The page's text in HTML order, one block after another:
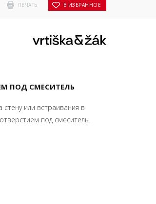
ПЕЧАТЬ В ИЗБРАННОЕ
ПОД СМЕСИТЕЛЬ
или встраивания в
под смеситель.